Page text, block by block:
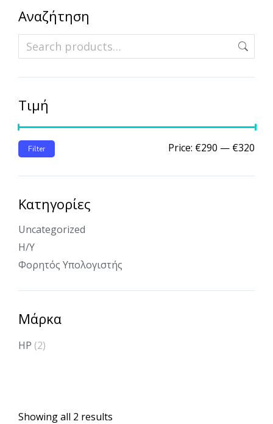
Αναζήτηση
Τιμή
Filter Price: €290 — €320
Κατηγορίες
Uncategorized
Η/Υ
Φορητός Υπολογιστής
Μάρκα
HP (2)
Showing all 2 results